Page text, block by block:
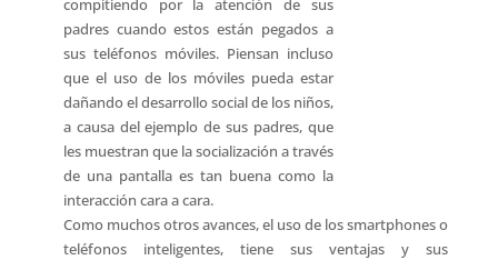
compitiendo por la atención de sus
padres cuando estos están pegados a
sus teléfonos móviles. Piensan incluso
que el uso de los móviles pueda estar
dañando el desarrollo social de los niños,
a causa del ejemplo de sus padres, que
les muestran que la socialización a través
de una pantalla es tan buena como la
interacción cara a cara.
Como muchos otros avances, el uso de los smartphones o
teléfonos inteligentes, tiene sus ventajas y sus